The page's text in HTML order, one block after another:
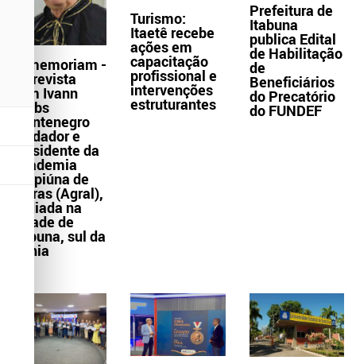
In memoriam -
Entrevista
com Ivann
Krebs
Montenegro
fundador e
presidente da
Academia
Grapiúna de
Letras (Agral),
sediada na
cidade de
Itabuna, sul da
Bahia
Turismo:
Itaetê recebe
ações em
capacitação
profissional e
intervenções
estruturantes
Prefeitura de
Itabuna
publica Edital
de Habilitação
de
Beneficiários
do Precatório
do FUNDEF